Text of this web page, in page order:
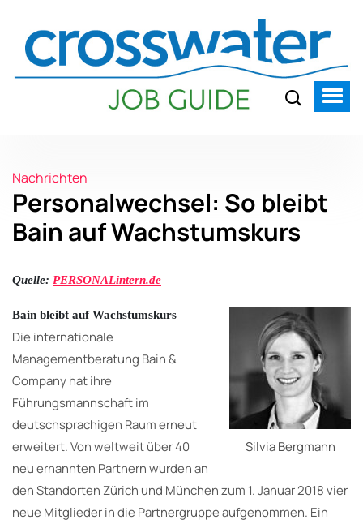
Nachrichten
Personalwechsel: So bleibt
Bain auf Wachstumskurs
Quelle: PERSONALintern.de
Silvia Bergmann
Bain bleibt auf Wachstumskurs
Die internationale
Managementberatung Bain &
Company hat ihre
Führungsmannschaft im
deutschsprachigen Raum erneut
erweitert. Von weltweit über 40
neu ernannten Partnern wurden an
den Standorten Zürich und München zum 1. Januar 2018 vier
neue Mitglieder in die Partnergruppe aufgenommen. Ein